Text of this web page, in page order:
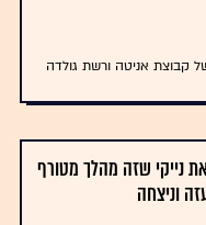
קבוצת אניטה ורשת גולדה
נייקי שזה מהלך מטורף
וניצחה